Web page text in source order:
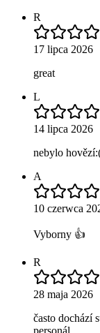
R
17 lipca 2026
great
L
14 lipca 2026
nebylo
A
10 czerwca
Vyborny 👍
R
28 maja 2026
často dochází
personál